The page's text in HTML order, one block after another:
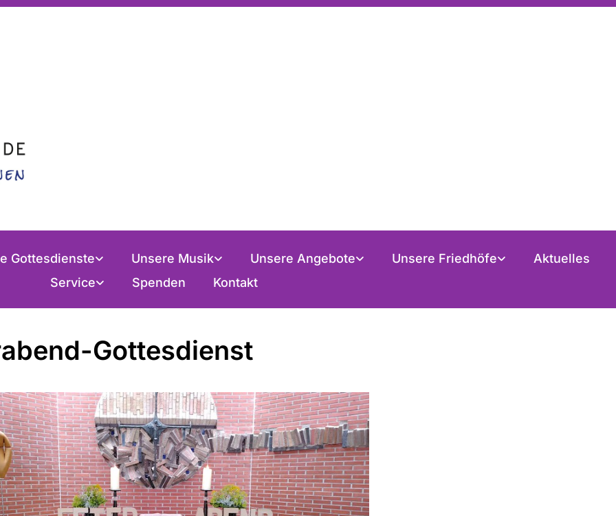
Gottesdienste Unsere Musik Unsere Angebote Unsere Friedhöfe
Aktuelles
Service
Spenden Kontakt
Gottesdienst